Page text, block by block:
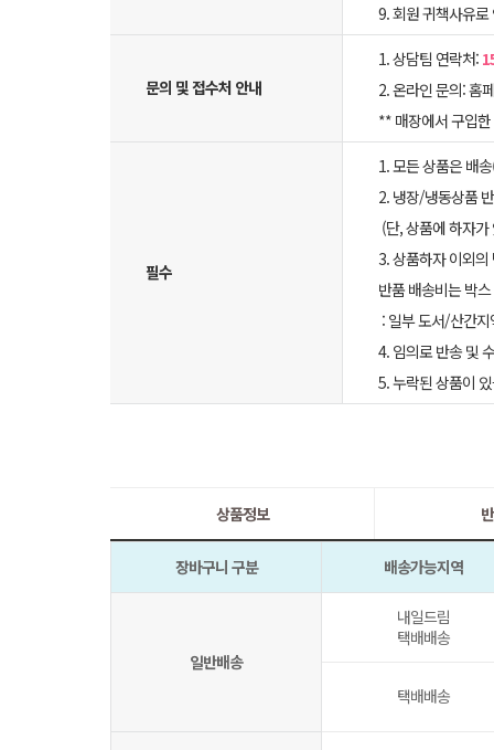
9. 회원 귀책사유
문의 및 접수처 안내
1. 상담팀 연락처:
2. 온라인 문의: 홈
** 매장에서 구입
필수
1. 모든 상품은 배
2. 냉장/냉동상품
(단, 상품에 하자
3. 상품하자 이외
반품 배송비는 박
: 일부 도서/산간
4. 임의로 반송 및
5. 누락된 상품이
상품정보
장바구니 구분 배송가능지역
일반배송
내일드림
택배배송
택배배송